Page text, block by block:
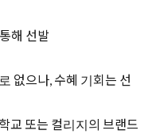
해 선발
없으나, 수혜 기회는 선
교 또는 컬리지의 브랜드